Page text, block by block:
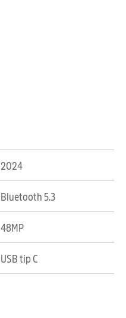
2024
Bluetooth 5.3
48MP
USB tip C